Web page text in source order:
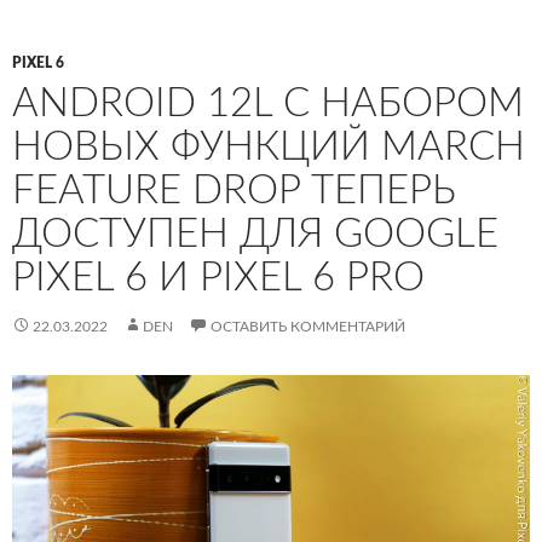
PIXEL 6
ANDROID 12L С НАБОРОМ
НОВЫХ ФУНКЦИЙ MARCH
FEATURE DROP ТЕПЕРЬ
ДОСТУПЕН ДЛЯ GOOGLE
PIXEL 6 И PIXEL 6 PRO
22.03.2022 DEN ОСТАВИТЬ КОММЕНТАРИЙ